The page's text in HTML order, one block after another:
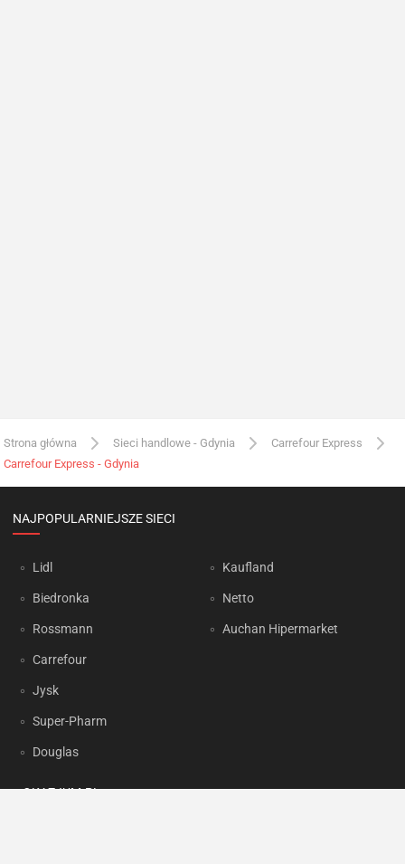
Strona główna Sieci handlowe - Gdynia
Carrefour Express
Carrefour Express - Gdynia
NAJPOPULARNIEJSZE SIECI
Lidl
Biedronka
Rossmann
Carrefour
Jysk
Super-Pharm
Douglas
Kaufland
Netto
Auchan Hipermarket
OKAZJUM.PL